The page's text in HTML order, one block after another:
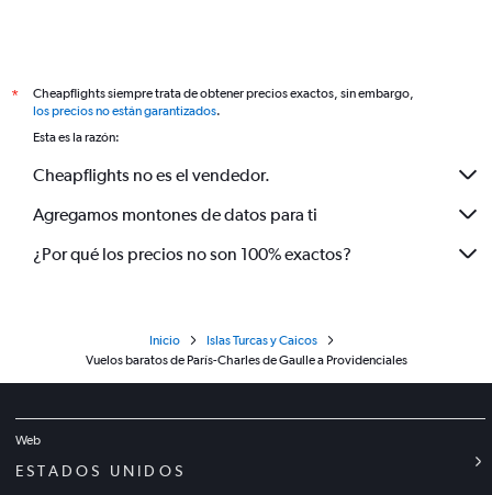
*
Cheapflights siempre trata de obtener precios exactos, sin embargo,
los precios no están garantizados.
Esta es la razón:
Cheapflights no es el vendedor.
Agregamos montones de datos para ti
¿Por qué los precios no son 100% exactos?
Inicio
Islas Turcas y Caicos
Vuelos baratos de París-Charles de Gaulle a Providenciales
Web
ESTADOS UNIDOS